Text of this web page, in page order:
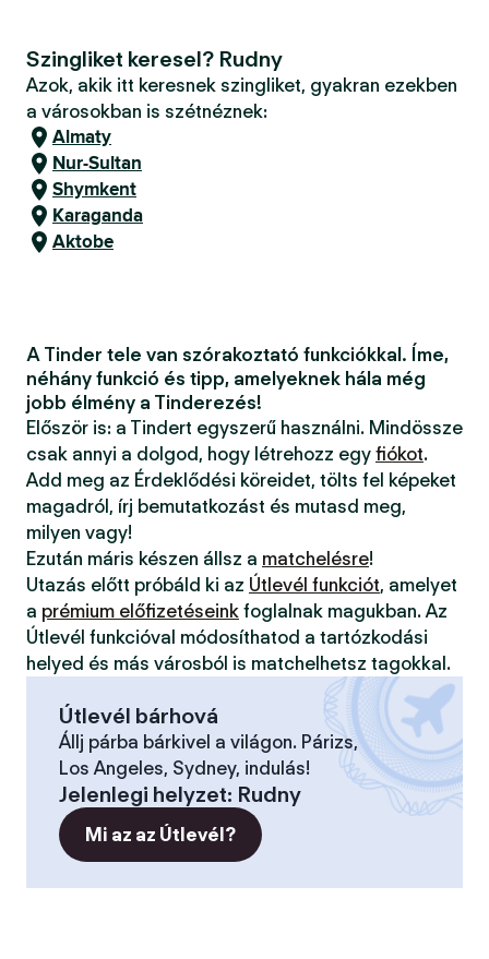
Szingliket keresel? Rudny
Azok, akik itt keresnek szingliket, gyakran ezekben
a városokban is szétnéznek:
Almaty
Nur-Sultan
Shymkent
Karaganda
Aktobe
A Tinder tele van szórakoztató funkciókkal. Íme,
néhány funkció és tipp, amelyeknek hála még
jobb élmény a Tinderezés!
Először is: a Tindert egyszerű használni. Mindössze
csak annyi a dolgod, hogy létrehozz egy fiókot.
Add meg az Érdeklődési köreidet, tölts fel képeket
magadról, írj bemutatkozást és mutasd meg,
milyen vagy!
Ezután máris készen állsz a matchelésre!
Utazás előtt próbáld ki az Útlevél funkciót, amelyet
a prémium előfizetéseink foglalnak magukban. Az
Útlevél funkcióval módosíthatod a tartózkodási
helyed és más városból is matchelhetsz tagokkal.
Útlevél bárhová
Állj párba bárkivel a világon. Párizs,
Los Angeles, Sydney, indulás!
Jelenlegi helyzet: Rudny
Mi az az Útlevél?